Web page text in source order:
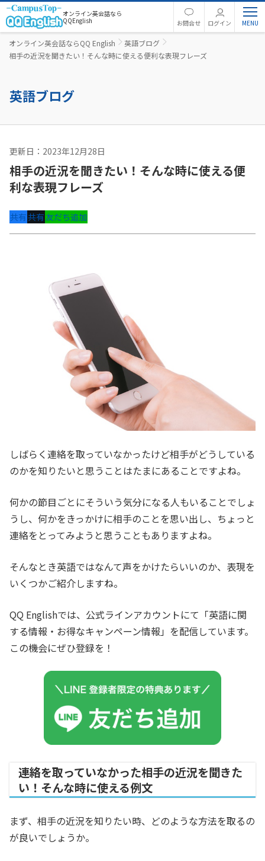
オンライン英会話なら
QQEnglish
お問合せ ログイン
オンライン英会話ならQQ English
英語ブログ
相手の近況を聞きたい！そんな時に使える便利な表現フレーズ
英語ブログ
更新日：2023年12月28日
相手の近況を聞きたい！そんな時に使える便
利な表現フレーズ
共有共有友だち追加
しばらく連絡を取っていなかったけど相手がどうしている
のかを知りたいと思うことはたまにあることですよね。
何かの節目ごとにそういう気分になる人もいることでしょ
うし、何かをきっかけに相手のことを思い出し、ちょっと
連絡をとってみようと思うこともありますよね。
そんなとき英語ではなんて声をかけたらいいのか、表現を
いくつかご紹介しますね。
QQ Englishでは、公式ラインアカウントにて「英語に関
する情報・お得なキャンペーン情報」を配信しています。
この機会にぜひ登録を！
連絡を取っていなかった相手の近況を聞きた
い！そんな時に使える例文
まず、相手の近況を知りたい時、どのような方法を取るの
が良いでしょうか。